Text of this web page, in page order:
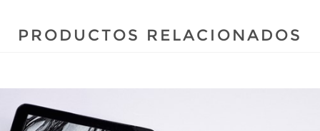
PRODUCTOS RELACIONADOS